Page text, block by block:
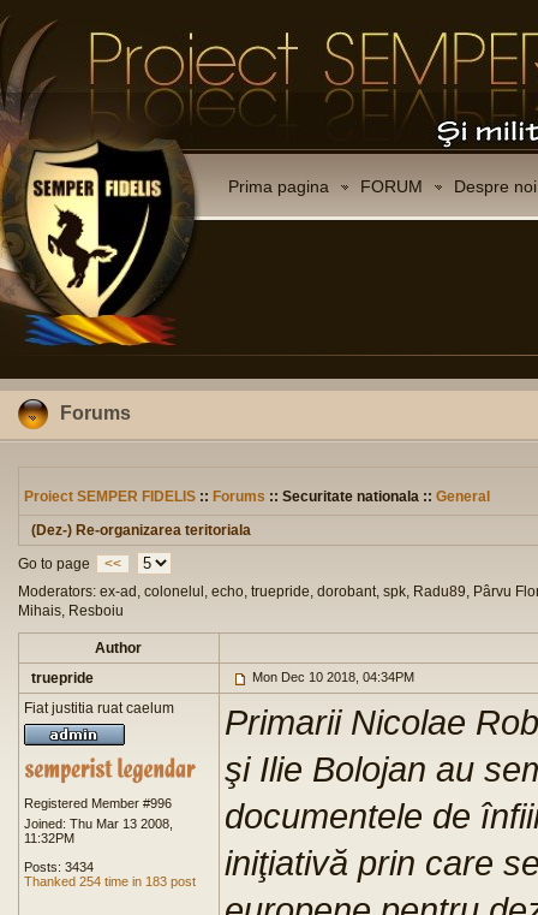
Prima pagina FORUM Despre noi
Forums
Proiect SEMPER FIDELIS :: Forums :: Securitate nationala :: General
(Dez-) Re-organizarea teritoriala
Go to page
<<
Moderators: ex-ad, colonelul, echo, truepride, dorobant, spk, Radu89, Pârvu
Mihais, Resboiu
Author
truepride
Mon Dec 10 2018, 04:34PM
Fiat justitia ruat caelum
Registered Member #996
Joined: Thu Mar 13 2008,
11:32PM
Posts: 3434
Thanked 254 time in 183 post
Primarii Nicolae
şi Ilie Bolojan au
documentele de
iniţiativă prin care